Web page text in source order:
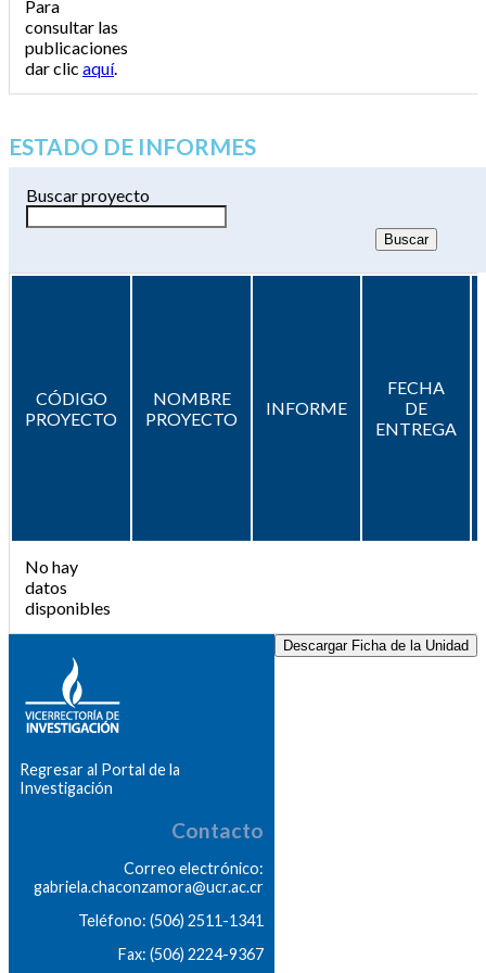
Para
consultar las
publicaciones
dar clic aquí.
ESTADO DE INFORMES
Buscar proyecto
CÓDIGO
PROYECTO
NOMBRE
PROYECTO
INFORME
FECHA
DE
ENTREGA
No hay
datos
disponibles
Descargar Ficha de la Unidad
Regresar al Portal de la
Investigación
Contacto
Correo electrónico:
gabriela.chaconzamora@ucr.ac.cr
Teléfono: (506) 2511-1341
Fax: (506) 2224-9367